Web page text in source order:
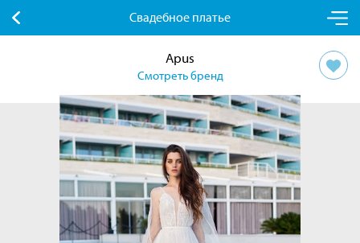
Свадебное платье
Apus
Смотреть бренд